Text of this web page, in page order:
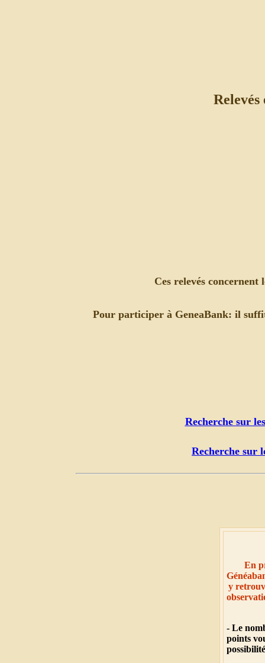
Ces relevés concernent
Pour participer à GeneaBank: il
Recherche sur
Recherche sur
En
y
- Le
points